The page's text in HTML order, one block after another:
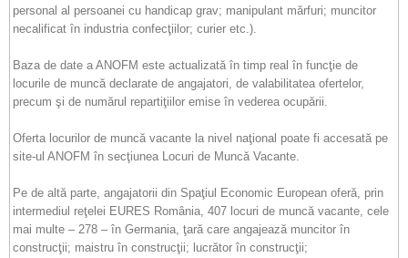
personal al persoanei cu handicap grav; manipulant mărfuri; muncitor
necalificat în industria confecţiilor; curier etc.).
Baza de date a ANOFM este actualizată în timp real în funcţie de
locurile de muncă declarate de angajatori, de valabilitatea ofertelor,
precum şi de numărul repartiţiilor emise în vederea ocupării.
Oferta locurilor de muncă vacante la nivel naţional poate fi accesată pe
site-ul ANOFM în secţiunea Locuri de Muncă Vacante.
Pe de altă parte, angajatorii din Spaţiul Economic European oferă, prin
intermediul reţelei EURES România, 407 locuri de muncă vacante, cele
mai multe – 278 – în Germania, ţară care angajează muncitor în
construcţii; maistru în construcţii; lucrător în construcţii;